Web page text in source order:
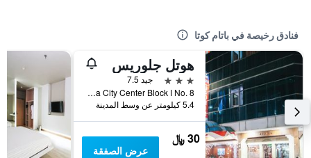
فنادق رخيصة في باتام كوتا
هوتل جلوريس
3 نجوم
جيد 7.5
Nagoya City Center Block I No. 8, باتام كوتا, إندونيسيا
5.4 كيلومتر عن وسط المدينة
30 ﷼
عرض الصفقة